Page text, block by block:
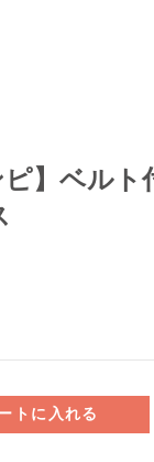
】ベルト